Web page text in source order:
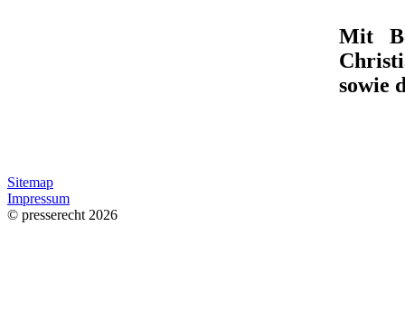
Mit
sowie
Sitemap
Impressum
© presserecht 2026